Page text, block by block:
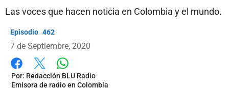
Las voces que hacen noticia en Colombia y el mundo.
462
7 de Septiembre, 2020
Facebook
X Whatsapp
Por: Redacción BLU Radio
Emisora de radio en Colombia